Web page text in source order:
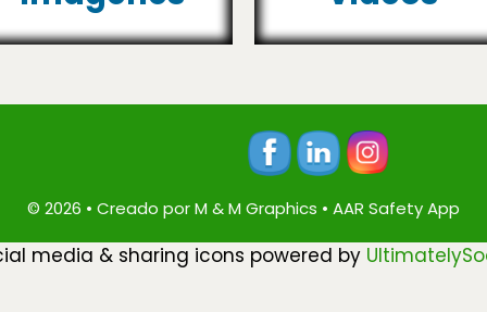
© 2026 • Creado porM & M Graphics • AAR Safety App
media & sharing icons powered by